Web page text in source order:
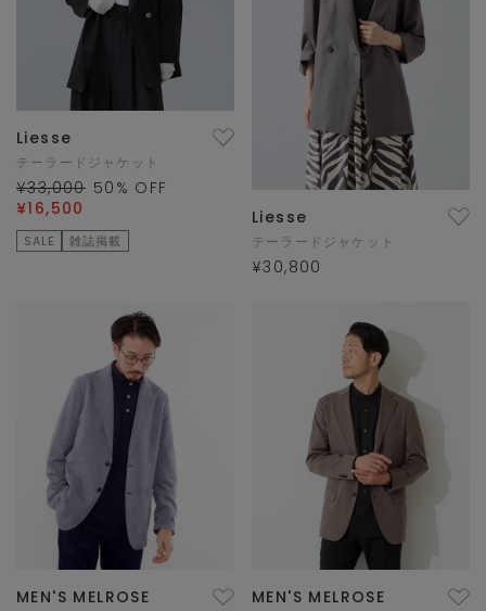
Liesse
テーラードジャケット
¥33,000 50 % OFF
¥16,500
SALE 雑誌掲載
Liesse
テーラードジャケット
¥30,800
MEN'S MELROSE MEN'S MELROSE